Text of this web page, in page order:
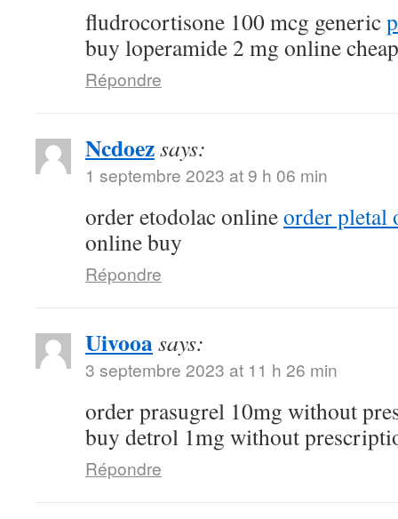
fludrocortisone 100 mcg generic
buy loperamide 2 mg online cheap
Répondre
Ncdoezsays:
1 septembre 2023 at 9 h 06 min
order etodolac onlineorder pletal
online buy
Répondre
Uivooasays:
3 septembre 2023 at 11 h 26 min
order prasugrel 10mg without
buy detrol 1mg without
Répondre